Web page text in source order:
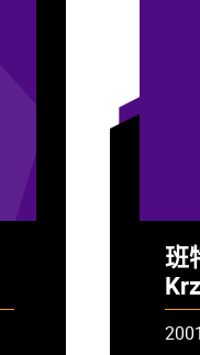
班
- 已故